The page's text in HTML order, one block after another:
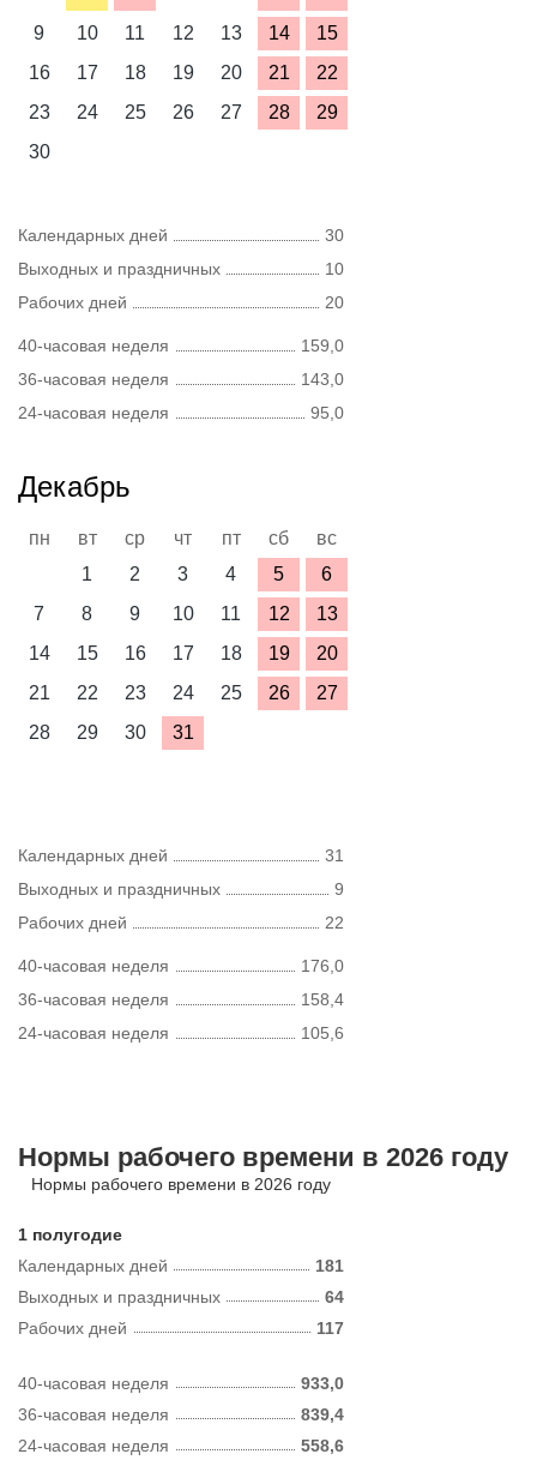
9
10 11 12 13 14
15
16
17 18 19 20 21
22
23
24 25 26 27 28
29
30
Календарных дней
30
Выходных и праздничных
10
Рабочих дней
20
40-часовая неделя
159,0
36-часовая неделя
143,0
24-часовая неделя
95,0
Декабрь
пн вт ср чт пт сб
вс
1
2 3 4 5
6
7
8 9 10 11 12
13
14
15 16 17 18 19
20
21
22 23 24 25 26
27
28
29 30 31
Календарных дней
31
Выходных и праздничных
9
Рабочих дней
22
40-часовая неделя
176,0
36-часовая неделя
158,4
24-часовая неделя
105,6
Нормы рабочего времени в 2026 году
Нормы рабочего времени в 2026 году
1 полугодие
Календарных дней
181
Рабочих дней 117
Выходных и праздничных 64
40-часовая неделя
933,0
36-часовая неделя
839,4
24-часовая неделя
558,6